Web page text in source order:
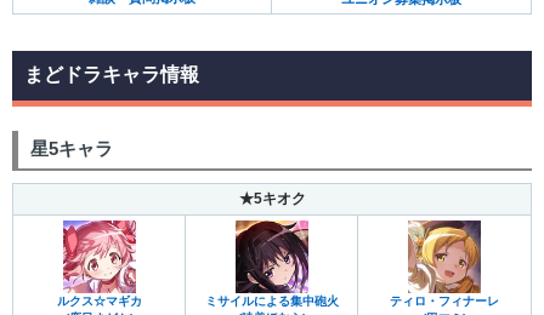
まどドラキャラ情報
星5キャラ
★5キオク
ルクス☆マギカ
ミサイルによる集中砲火
ティロ・フィナーレ